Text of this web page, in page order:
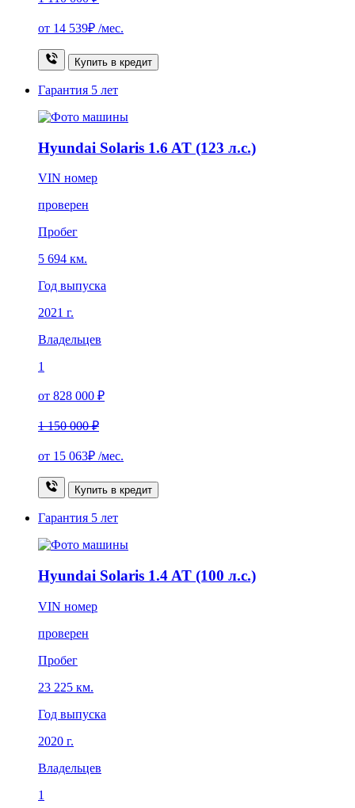
от 14 539₽ /мес.
Купить в кредит
Гарантия 5 лет
Hyundai Solaris 1.6 AT (123 л.с.)
VIN номер
проверен
Пробег
5 694 км.
Год выпуска
2021 г.
Владельцев
1
от 828 000 ₽
1 150 000 ₽
от 15 063₽ /мес.
Купить в кредит
Гарантия 5 лет
Hyundai Solaris 1.4 AT (100 л.с.)
VIN номер
проверен
Пробег
23 225 км.
Год выпуска
2020 г.
Владельцев
1